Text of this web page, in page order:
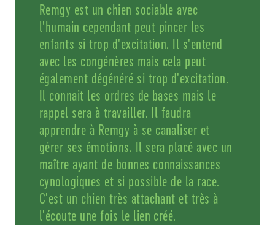
Remgy est un chien sociable avec
l'humain cependant peut pincer les
enfants si trop d'excitation. Il s'entend
avec les congénères mais cela peut
également dégénéré si trop d'excitation.
Il connait les ordres de bases mais le
rappel sera à travailler. Il faudra
apprendre à Remgy à se canaliser et
gérer ses émotions. Il sera placé avec un
maître ayant de bonnes connaissances
cynologiques et si possible de la race.
C'est un chien très attachant et très à
l'écoute une fois le lien créé.